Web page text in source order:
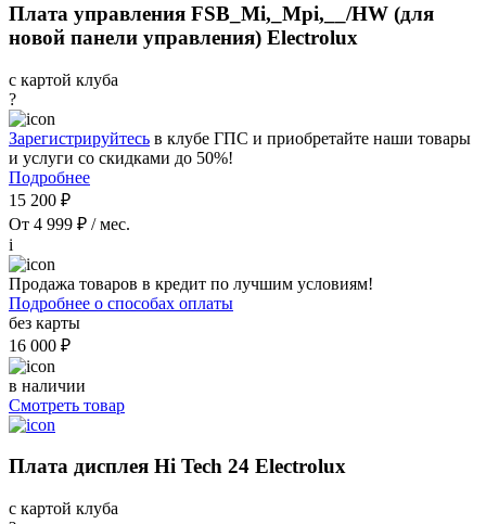
Плата управления FSB_Mi,_Mpi,__/HW (для
новой панели управления) Electrolux
с картой клуба
?
Зарегистрируйтесь в клубе ГПС и приобретайте наши товары
и услуги со скидками до 50%!
Подробнее
15 200 ₽
От 4 999 ₽ / мес.
i
Продажа товаров в кредит по лучшим условиям!
Подробнее о способах оплаты
без карты
16 000 ₽
в наличии
Смотреть товар
Плата дисплея Hi Tech 24 Electrolux
с картой клуба